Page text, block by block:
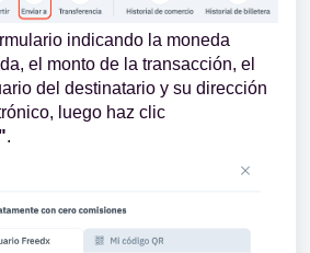
indicando la moneda
el monto de la transacción, el
del destinatario y su dirección
luego haz clic
.